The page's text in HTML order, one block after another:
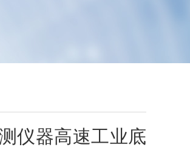
仪器高速工业底